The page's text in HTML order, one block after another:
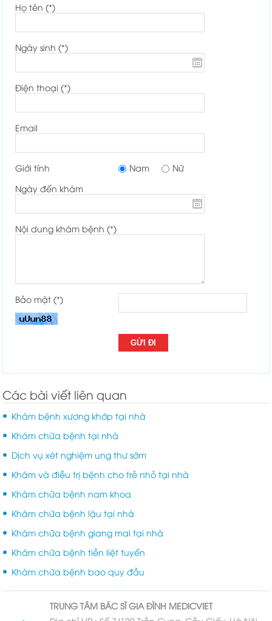
Họ tên (*)
Ngày sinh (*)
Điện thoại (*)
Email
Giới tính Nam
Nữ
Ngày đến khám
Nội dung khám bệnh (*)
Bảo mật (*)
Các bài viết liên quan
Khám bệnh xương khớp tại nhà
Khám chữa bệnh tại nhà
Dịch vụ xét nghiệm ung thư sớm
Khám và điều trị bệnh cho trẻ nhỏ tại nhà
Khám chữa bệnh nam khoa
Khám chữa bệnh lậu tại nhà
Khám chữa bệnh giang mai tại nhà
Khám chữa bệnh tiền liệt tuyến
Khám chữa bệnh bao quy đầu
TRUNG TÂM BÁC SĨ GIA ĐÌNH MEDICVIET